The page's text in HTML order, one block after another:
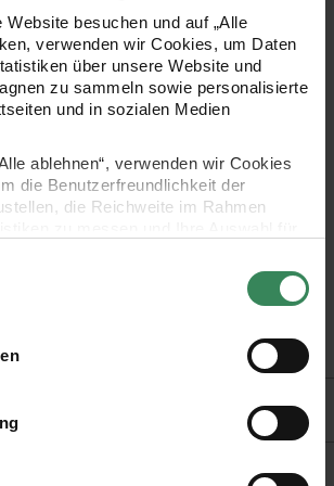
Website besuchen und auf „Alle
verwenden wir Cookies, um Daten
über unsere Website und
zu sammeln sowie personalisierte
und in sozialen Medien
ablehnen“, verwenden wir Cookies
die Benutzerfreundlichkeit der
die Reichweite im Rahmen
freiwillig und kann jederzeit über den
im Fußbereich der Seite
und den Empfängern der
in unserer Datenschutzerklärung.
das ganze Jahr über! Stellen
Papierblumen Ihren eigenen
und machen Sie damit sich und
Freude!
oder Verschenken als liebevolle Geste